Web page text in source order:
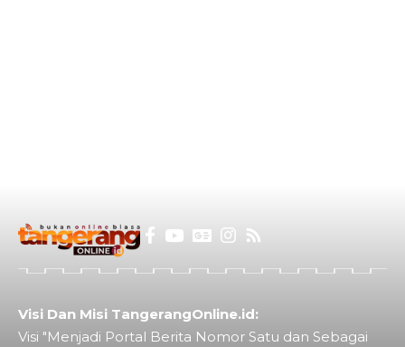
Visi Dan Misi TangerangOnline.id:
Visi "Menjadi Portal Berita Nomor Satu dan Sebagai